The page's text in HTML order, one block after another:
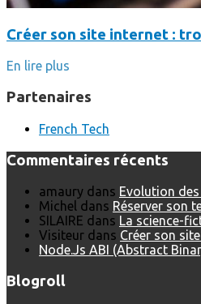
Créer son site internet :
En lire plus
Partenaires
French Tech
Commentaires récents
amaury dans Evolution
Michel dans Réserver son
SILAIRE dans La science-
Visiteur dans Créer son
Node.Js ABI (Abstract
Blogroll